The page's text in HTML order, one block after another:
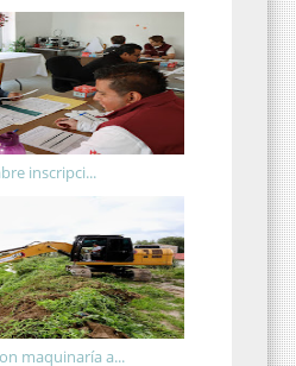
inscripci...
maquinaría a...